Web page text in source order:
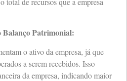
Balanço Patrimonial:
o ativo da empresa, já que
a serem recebidos. Isso
da empresa, indicando maior